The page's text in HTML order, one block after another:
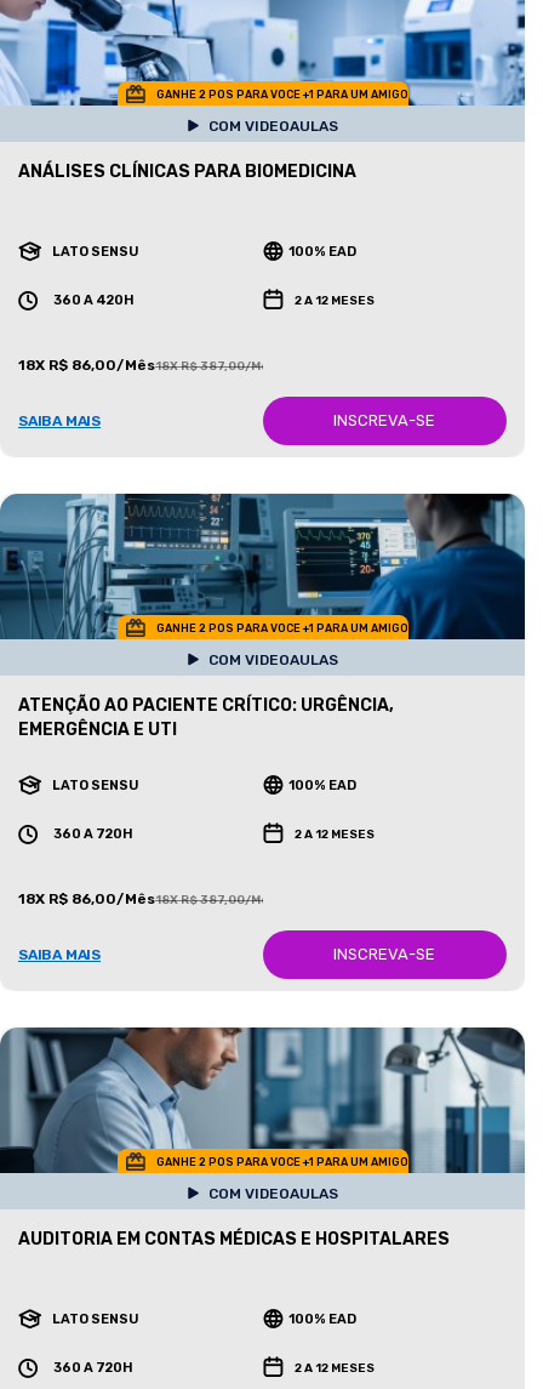
GANHE 2 POS PARA VOCE +1 PARA UM AMIGO
COM VIDEOAULAS
ANÁLISES CLÍNICAS PARA BIOMEDICINA
LATO SENSU 100% EAD
360 A 420H 2 A 12 MESES
18X R$ 86,00/Mês18X R$ 387,00/Mês
SAIBA MAIS INSCREVA-SE
GANHE 2 POS PARA VOCE +1 PARA UM AMIGO
COM VIDEOAULAS
ATENÇÃO AO PACIENTE CRÍTICO: URGÊNCIA,
EMERGÊNCIA E UTI
LATO SENSU 100% EAD
360 A 720H 2 A 12 MESES
18X R$ 86,00/Mês18X R$ 387,00/Mês
SAIBA MAIS INSCREVA-SE
GANHE 2 POS PARA VOCE +1 PARA UM AMIGO
COM VIDEOAULAS
AUDITORIA EM CONTAS MÉDICAS E HOSPITALARES
LATO SENSU 100% EAD
360 A 720H 2 A 12 MESES